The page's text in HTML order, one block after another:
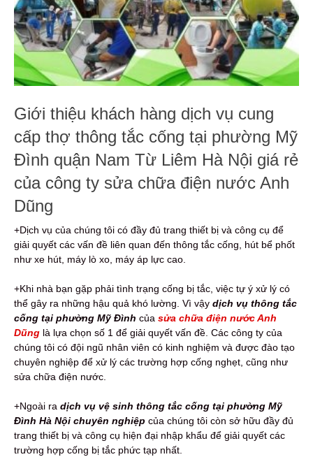
Giới thiệu khách hàng dịch vụ cung
cấp thợ thông tắc cống tại phường Mỹ
Đình quận Nam Từ Liêm Hà Nội giá rẻ
của công ty sửa chữa điện nước Anh
Dũng
+Dịch vụ của chúng tôi có đầy đủ trang thiết bị và công cụ để
giải quyết các vấn đề liên quan đến thông tắc cống, hút bể phốt
như xe hút, máy lò xo, máy áp lực cao.
+Khi nhà bạn gặp phải tình trạng cống bị tắc, việc tự ý xử lý có
thể gây ra những hậu quả khó lường. Vì vậy dịch vụ thông tắc
cống tại phường Mỹ Đình của sửa chữa điện nước Anh
Dũng là lựa chọn số 1 để giải quyết vấn đề. Các công ty của
chúng tôi có đội ngũ nhân viên có kinh nghiệm và được đào tạo
chuyên nghiệp để xử lý các trường hợp cống nghẹt, cũng như
sửa chữa điện nước.
+Ngoài ra dịch vụ vệ sinh thông tắc cống tại phường Mỹ
Đình Hà Nội chuyên nghiệp của chúng tôi còn sở hữu đầy đủ
trang thiết bị và công cụ hiện đại nhập khẩu để giải quyết các
trường hợp cống bị tắc phức tạp nhất.